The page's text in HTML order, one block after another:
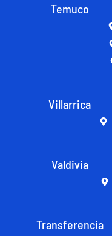
Temuco
Villarrica
Valdivia
Transferencia